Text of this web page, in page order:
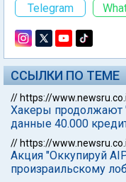
Telegram
ССЫЛКИ ПО ТЕМЕ
// https://
Хакеры продолжают
данные 40.000
// https://
Акция "Оккупируй
произраильскому